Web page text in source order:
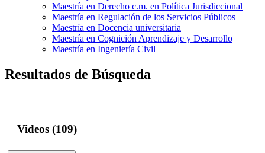
Maestría en Derecho c.m. en Política Jurisdiccional
Maestría en Regulación de los Servicios Públicos
Maestría en Docencia universitaria
Maestría en Cognición Aprendizaje y Desarrollo
Maestría en Ingeniería Civil
Resultados de Búsqueda
Videos (109)